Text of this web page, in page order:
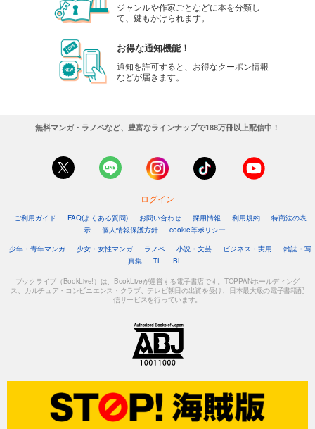
ジャンルや作家ごとなどに本を分類し
て、鍵もかけられます。
お得な通知機能！
通知を許可すると、お得なクーポン情報
などが届きます。
無料マンガ・ラノベなど、豊富なラインナップで188万冊以上配信中！
ログイン
ご利用ガイド FAQ(よくある質問) お問い合わせ 採用情報 利用規約
特商法の表
示
個人情報保護方針
cookie等ポリシー
少年・青年マンガ
少女・女性マンガ ラノベ 小説・文芸 ビジネス・実用
雑誌・写
真集
TL BL
ブックライブ（BookLive!）は、BookLiveが運営する電子書店です。TOPPANホールディング
ス、カルチュア・コンビニエンス・クラブ、テレビ朝日の出資を受け、日本最大級の電子書籍配
信サービスを行っています。